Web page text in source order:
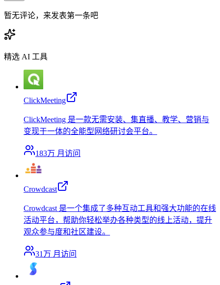
暂无评论，来发表第一条吧
精选 AI 工具
ClickMeeting
ClickMeeting 是一款无需安装、集直播、教学、营销与
变现于一体的全能型网络研讨会平台。
183万 月访问
Crowdcast
Crowdcast 是一个集成了多种互动工具和强大功能的在线
活动平台，帮助你轻松举办各种类型的线上活动，提升
观众参与度和社区建设。
31万 月访问